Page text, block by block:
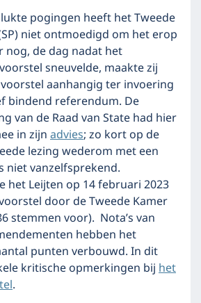
pogingen heeft het Tweede
niet ontmoedigd om het erop
nog, de dag nadat het
sneuvelde, maakte zij
aanhangig ter invoering
bindend referendum. De
van de Raad van State had hier
in zijnadvies; zo kort op de
lezing wederom met een
niet vanzelfsprekend.
het Leijten op 14 februari 2023
door de Tweede Kamer
stemmen voor). Nota’s van
hebben het
punten verbouwd. In dit
kritische opmerkingen bijhet
.